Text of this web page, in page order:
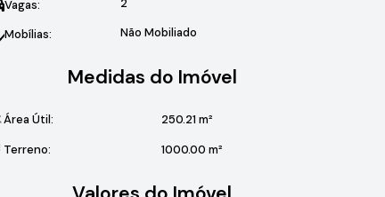
Vagas: 2
Mobílias: Não Mobiliado
Medidas do Imóvel
Área Útil: 250.21 m²
Terreno:
1000.00 m²